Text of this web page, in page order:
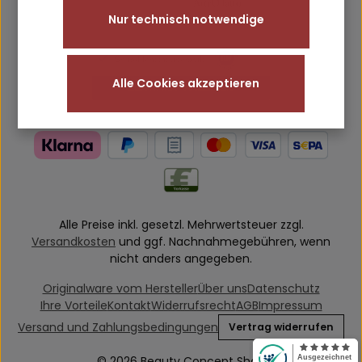
Alle Preise inkl. gesetzl. Mehrwertsteuer zzgl.
Versandkosten und ggf. Nachnahmegebühren, wenn
nicht anders angegeben.
Originalware vom HerstellerÜber unsDatenschutz
Ihre VorteileKontaktWiderrufsrechtAGBImpressum
Versand und Zahlungsbedingungen
Vertrag widerrufen
Nur technisch notwendige
Alle Cookies akzeptieren